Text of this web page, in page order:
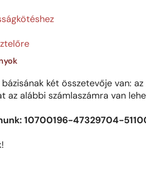
bázisának két összetevője van:
az alábbi számlaszámra van
10700196-47329704-